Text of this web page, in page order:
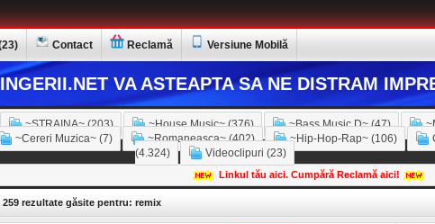
Contact Reclamă Versiune Mobilă
VA ASTEAPTA SA NE DISTRAM
~STRAINA~ (203) ~House Music~ (376) ~Bass Music D~ (47)
~Cereri Muzica~ (7) ~Romaneasca~ (402) ~Hip-Hop-Rap~ (106)
(4.324)
Videoclipuri (23)
Linkul tău aici. Cumpără Reclamă aici!
259 rezultate găsite pentru: remix